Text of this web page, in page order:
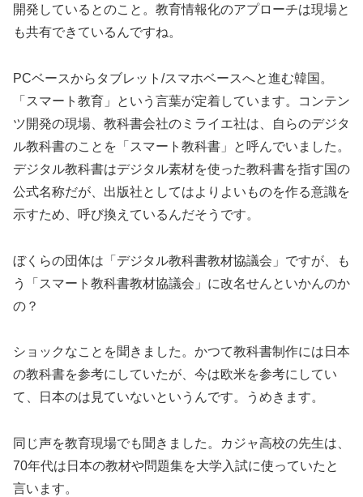
開発しているとのこと。教育情報化のアプローチは現場と
も共有できているんですね。
PCベースからタブレット/スマホベースへと進む韓国。
「スマート教育」という言葉が定着しています。コンテン
ツ開発の現場、教科書会社のミライエ社は、自らのデジタ
ル教科書のことを「スマート教科書」と呼んでいました。
デジタル教科書はデジタル素材を使った教科書を指す国の
公式名称だが、出版社としてはよりよいものを作る意識を
示すため、呼び換えているんだそうです。
ぼくらの団体は「デジタル教科書教材協議会」ですが、も
う「スマート教科書教材協議会」に改名せんといかんのか
の？
ショックなことを聞きました。かつて教科書制作には日本
の教科書を参考にしていたが、今は欧米を参考にしてい
て、日本のは見ていないというんです。うめきます。
同じ声を教育現場でも聞きました。カジャ高校の先生は、
70年代は日本の教材や問題集を大学入試に使っていたと
言います。